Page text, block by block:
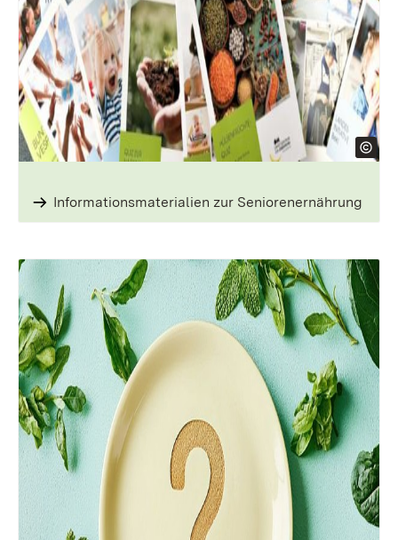
Informationsmaterialien zur Seniorenernährung